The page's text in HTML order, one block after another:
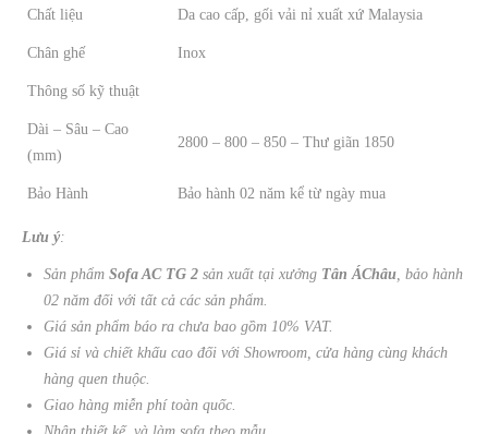
Chất liệu Da cao cấp, gối vải nỉ xuất xứ Malaysia
Chân ghế Inox
Thông số kỹ thuật
Dài – Sâu – Cao
(mm)
2800 – 800 – 850 – Thư giãn 1850
Bảo Hành Bảo hành 02 năm kể từ ngày mua
Lưu ý:
Sản phẩm Sofa AC TG 2 sản xuất tại xưởng TânÁChâu, bảo hành
02 năm đối với tất cả các sản phẩm.
Giá sản phẩm báo ra chưa bao gồm 10% VAT.
Giá sỉ và chiết khấu cao đối với Showroom, cửa hàng cùng khách
hàng quen thuộc.
Giao hàng miễn phí toàn quốc.